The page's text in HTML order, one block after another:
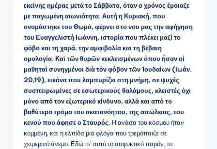
εκείνης ημέρας μετά το Σάββατο, όταν ο χρόνος έμοιαζε
με παγωμένη αιωνιότητα. Αυτή η Κυριακή, που
ονομάστηκε του Θωμά, φέρνει στο νου μας την αφήγηση
του Ευαγγελιστή Ιωάννη, ιστορία που πλέκει μαζί το
φόβο και τη χαρά, την αμφιβολία και τη βέβαιη
ομολογία. Καὶ τῶν θυρῶν κεκλεισμένων ὅπου ἦσαν οἱ
μαθηταὶ συνηγμένοι διὰ τὸν φόβον τῶν Ἰουδαίων (Ιωάν.
20,19), εικόνα που λαμπυρίζει στη μνήμη, σε ψυχές
συσπειρωμένες σε εσωτερικούς θαλάμους, κλειστές όχι
μόνο από τον εξωτερικό κίνδυνο, αλλά και από το
βαθύτερο τρόμο του ακατανόητου, της απώλειας, του
κενού που άφησε ο Σταυρός. Η ανάσα του κόσμου ήταν
κομμένη, και η ελπίδα μια φλόγα που τρεμόπαιζε σε
χειμερινό άνεμο. Εδώ, σ’ αυτό το ασφυκτικό παρόν, το